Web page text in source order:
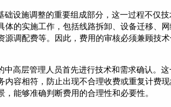
设施调整的重要组成部分，这一过程不仅
体的实施工作，包括线路拆卸、设备迁移、
源调配费等。因此，费用的审核必须兼顾技
高层管理人员首先进行技术和需求确认。
内容相符，防止出现不合理收费或重复计费
能够准确判断费用的合理性和必要性。